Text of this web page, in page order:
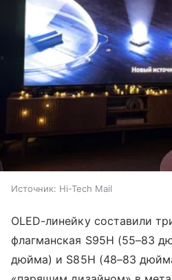
Источник: Hi-Tech Mail
OLED-линейку составили
флагманская S95H (55–83
дюйма) и S85H (48–83